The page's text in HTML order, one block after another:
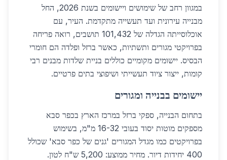
במגוון רחב של שימושים ויישומים בשנת 2026, החל
מבנייה עירונית ועד תעשייה מתקדמת. העיר, עם
אוכלוסייתה הגדלה של 101,432 תושבים, רואה פריחה
בפרויקטי מגורים ותשתיות, כאשר ברזל ופלדה הם חומרי
הבסיס. יישומים מקומיים כוללים בניית שלדות מבנים רבי
קומות, ייצור ציוד תעשייתי ושיפוצי בתים פרטיים.
יישומים בבנייה ומגורים
בתחום הבנייה, ספקי ברזל במרכז הארץ בכפר סבא
מספקים מוטות יסוד בעובי 16-32 מ"מ, בשימוש
בפרויקטים כמו מגדל המגורים 'גנים של כפר סבא' שכולל
400 יחידות דיור. מחיר ממוצע: 5,200 ש"ח לטון.